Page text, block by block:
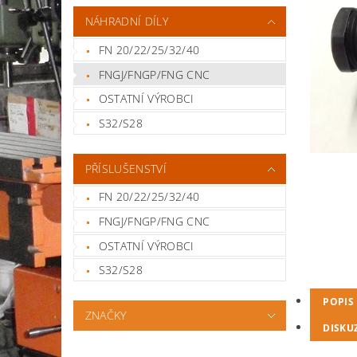
NÁHRADNÍ DÍLY
FN 20/22/25/32/40
FNGJ/FNGP/FNG CNC
OSTATNÍ VÝROBCI
S32/S28
PŘÍSLUŠENSTVÍ
FN 20/22/25/32/40
FNGJ/FNGP/FNG CNC
OSTATNÍ VÝROBCI
S32/S28
ZNAČKY
POPIS